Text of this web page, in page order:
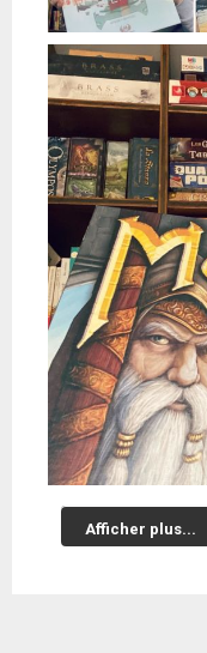
Afficher plus...